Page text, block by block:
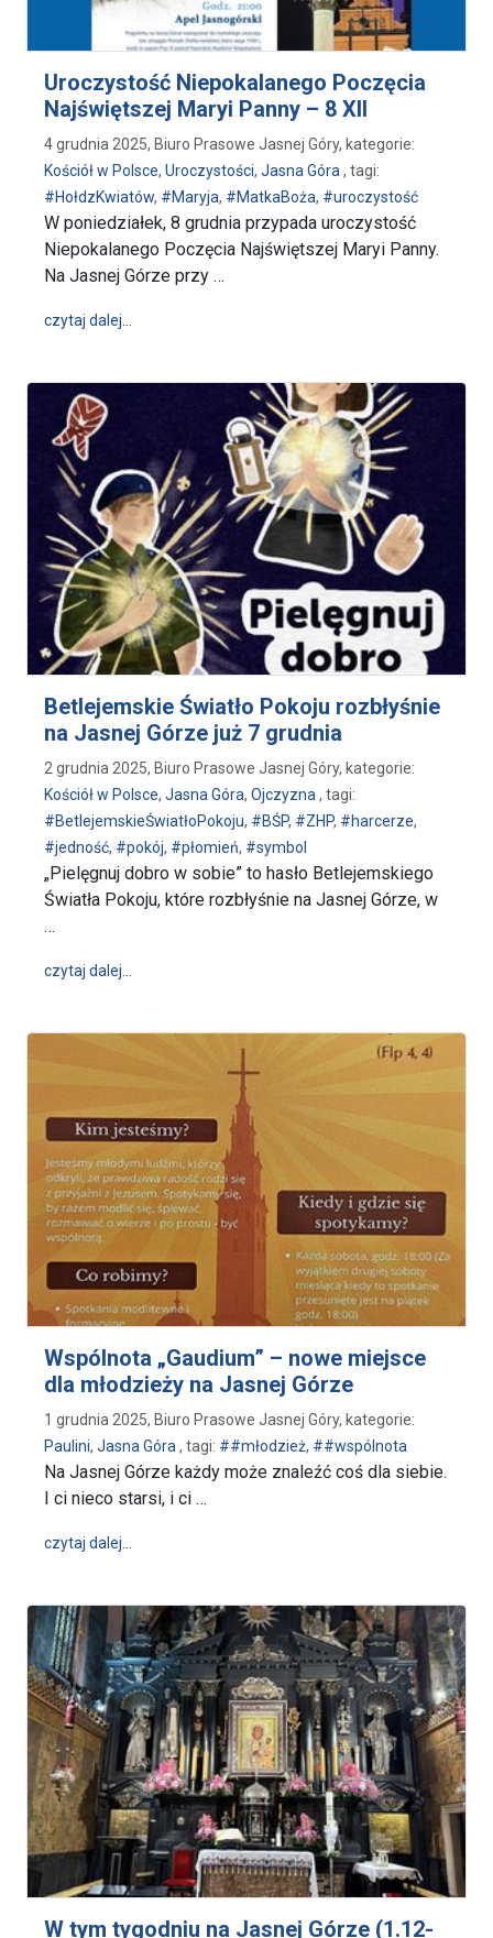
Uroczystość Niepokalanego Poczęcia
Najświętszej Maryi Panny – 8 XII
4 grudnia 2025, Biuro Prasowe Jasnej Góry, kategorie:
Kościół w Polsce, Uroczystości, Jasna Góra , tagi:
#HołdzKwiatów, #Maryja, #MatkaBoża, #uroczystość
W poniedziałek, 8 grudnia przypada uroczystość
Niepokalanego Poczęcia Najświętszej Maryi Panny.
Na Jasnej Górze przy …
czytaj dalej…
Betlejemskie Światło Pokoju rozbłyśnie
na Jasnej Górze już 7 grudnia
2 grudnia 2025, Biuro Prasowe Jasnej Góry, kategorie:
Kościół w Polsce, Jasna Góra, Ojczyzna, tagi:
#BetlejemskieŚwiatłoPokoju, #BŚP, #ZHP, #harcerze,
#jedność, #pokój, #płomień, #symbol
„Pielęgnuj dobro w sobie” to hasło Betlejemskiego
Światła Pokoju, które rozbłyśnie na Jasnej Górze, w
…
czytaj dalej…
Wspólnota „Gaudium” – nowe miejsce
dla młodzieży na Jasnej Górze
1 grudnia 2025, Biuro Prasowe Jasnej Góry, kategorie:
Paulini, Jasna Góra , tagi: ##młodzież, ##wspólnota
Na Jasnej Górze każdy może znaleźć coś dla siebie.
I ci nieco starsi, i ci …
czytaj dalej…
W tym tygodniu na Jasnej Górze (1.12-